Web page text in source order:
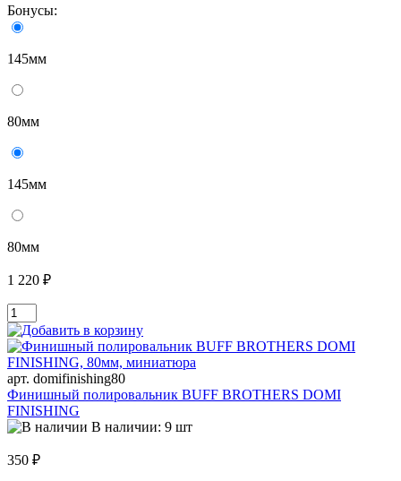
Бонусы:
145мм
80мм
145мм
80мм
1 220 ₽
арт. domifinishing80
Финишный полировальник BUFF BROTHERS DOMI
FINISHING
В наличии: 9 шт
350 ₽